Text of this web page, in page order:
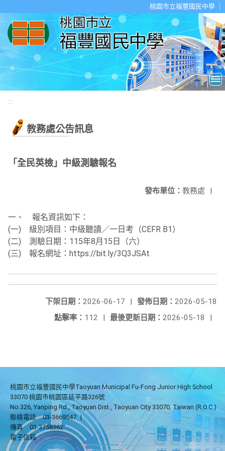
桃園市立福豐國民中學
:::
教務處公告訊息
「全民英檢」中級測驗報名
發布單位： 教務處 |
一、 報名資訊如下：
(一) 級別項目：中級聽讀／一日考（CEFR B1）
(二) 測驗日期：115年8月15日（六）
(三) 報名網址：https://bit.ly/3Q3JSAt
發佈日期： 2026-05-18
下架日期： 2026-06-17
|
最後更新日期： 2026-05-18 |
點擊率： 112 |
桃園市立福豐國民中學Taoyuan Municipal Fu-Fong Junior High School
33070 桃園市桃園區延平路326號
No.326, Yanping Rd., Taoyuan Dist., Taoyuan City 33070, Taiwan (R.O.C.)
聯絡電話
03-3669547 |
傳真
03-3758362
電子信箱